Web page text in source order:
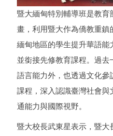
暨大緬甸特別輔導班是教育
畫，利用暨大作為僑教重鎮
緬甸地區的學生提升華語能
並銜接先修教育課程。過去
語言能力外，也透過文化參
課程，深入認識臺灣社會與
通能力與國際視野。
暨大校長武東星表示，暨大